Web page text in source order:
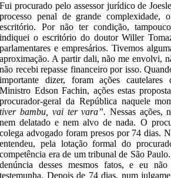
Fui procurado pelo assessor jurídico de
processo penal de grande
escritório. Por não ter condição,
indiquei o escritório do doutor Willer
parlamentares e empresários. Tivemos
aproximação. A partir dali, não me envolvi,
não recebi repasse financeiro por isso.
importante dizer, foram ações
Ministro Edson Fachin, ações estas
procurador-geral da República naquele
tiver bambu, vai ter vara”. Nessas ações,
nem delatado e nem alvo de nada. O
colega advogado foram presos por 74 dias.
entendeu, pela lotação formal do
competência era de um tribunal de São
denúncia desses mesmos fatos, e eu
testemunha. Depois de 74 dias, num